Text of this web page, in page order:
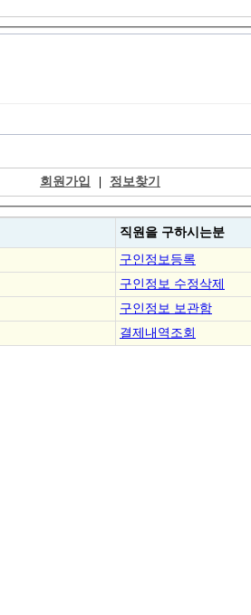
회원가입 | 정보찾기
직원을 구하시는분
구인정보등록
구인정보 수정삭제
구인정보 보관함
결제내역조회